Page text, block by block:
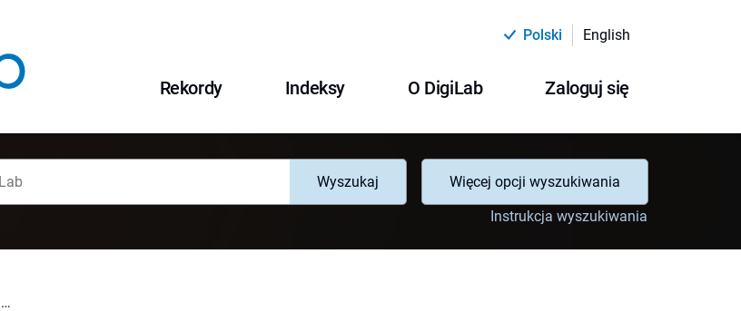
Polski English
Rekordy Indeksy O DigiLab Zaloguj się
Wyszukaj
Więcej opcji wyszukiwania
Instrukcja wyszukiwania
Cela's men and woman : multiple masculinities versus one femininity in Mazurka for Two Dead Men